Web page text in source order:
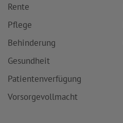
Rente
Pflege
Behinderung
Gesundheit
Patientenverfügung
Vorsorgevollmacht